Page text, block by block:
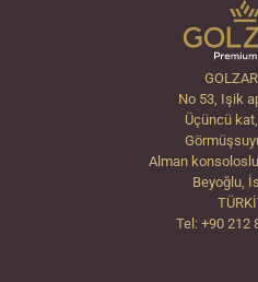
No 53, Işik
Üçüncü
Alman
Beyoğlu,
Tel: +90 212